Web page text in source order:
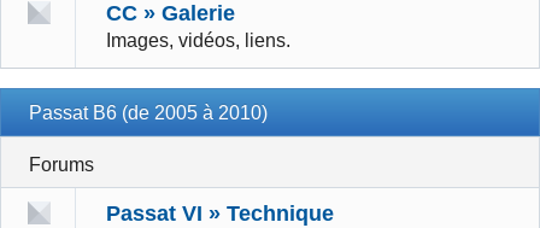
CC » Galerie
Images, vidéos, liens.
Passat B6 (de 2005 à 2010)
Forums
Passat VI » Technique